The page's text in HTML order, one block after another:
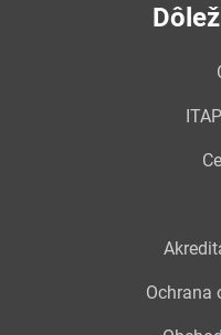
Ochrana